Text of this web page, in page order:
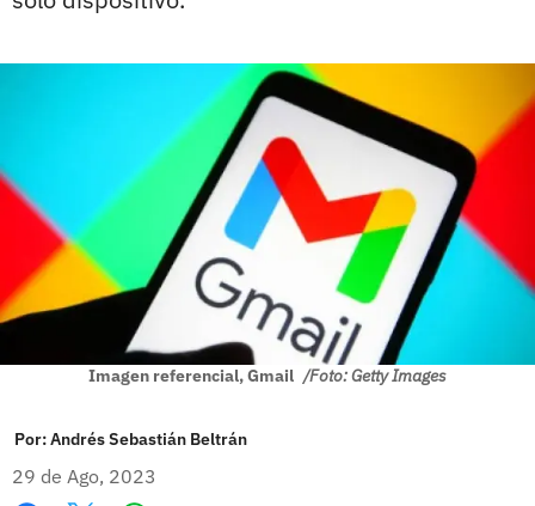
Imagen referencial, Gmail /Foto: Getty Images
Por:Andrés Sebastián Beltrán
29 de Ago, 2023